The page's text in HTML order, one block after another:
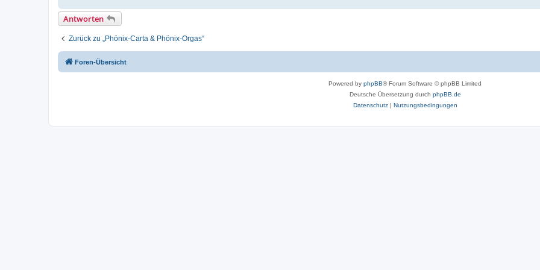
Antworten
Zurück zu „Phönix-Carta & Phönix-Orgas“
Foren-Übersicht
Powered by phpBB® Forum Software © phpBB Limited
Deutsche Übersetzung durch phpBB.de
Datenschutz| Nutzungsbedingungen